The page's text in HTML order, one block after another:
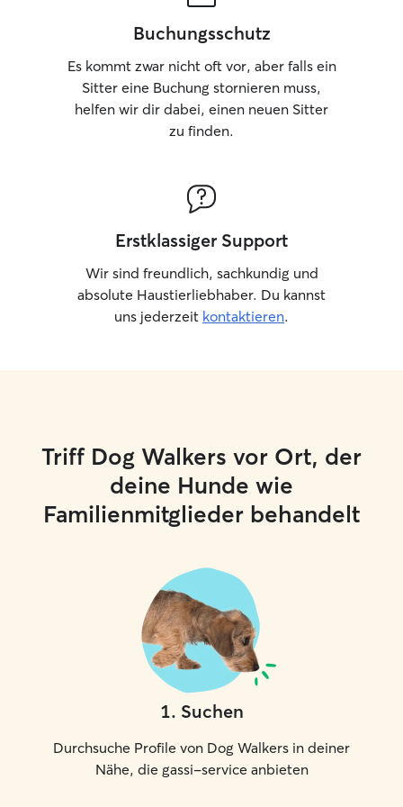
Vierbeiners. Ich halte mich zuverlässig an
Ihre Anweisungen und Routinen, damit
Ihr Tier seinen gewohnten Tagesablauf
beibehalten kann. Dabei achte ich
selbstverständlich auch darauf, Ihr
Zuhause ordentlich und respektvoll zu
behandeln. Auf Wunsch sende ich Ihnen
dass es Ihrem Liebling gut geht und Sie
Ihren Aufenthalt unbesorgt genießen
Buchungsschutz
Es kommt zwar nicht oft vor, aber falls ein
Sitter eine Buchung stornieren muss,
helfen wir dir dabei, einen neuen Sitter
zu finden.
Erstklassiger Support
Wir sind freundlich, sachkundig und
absolute Haustierliebhaber. Du kannst
uns jederzeit kontaktieren.
Triff Dog Walkers vor Ort, der
deine Hunde wie
Familienmitglieder behandelt
1. Suchen
Durchsuche Profile von Dog Walkers in deiner
Nähe, die gassi-service anbieten